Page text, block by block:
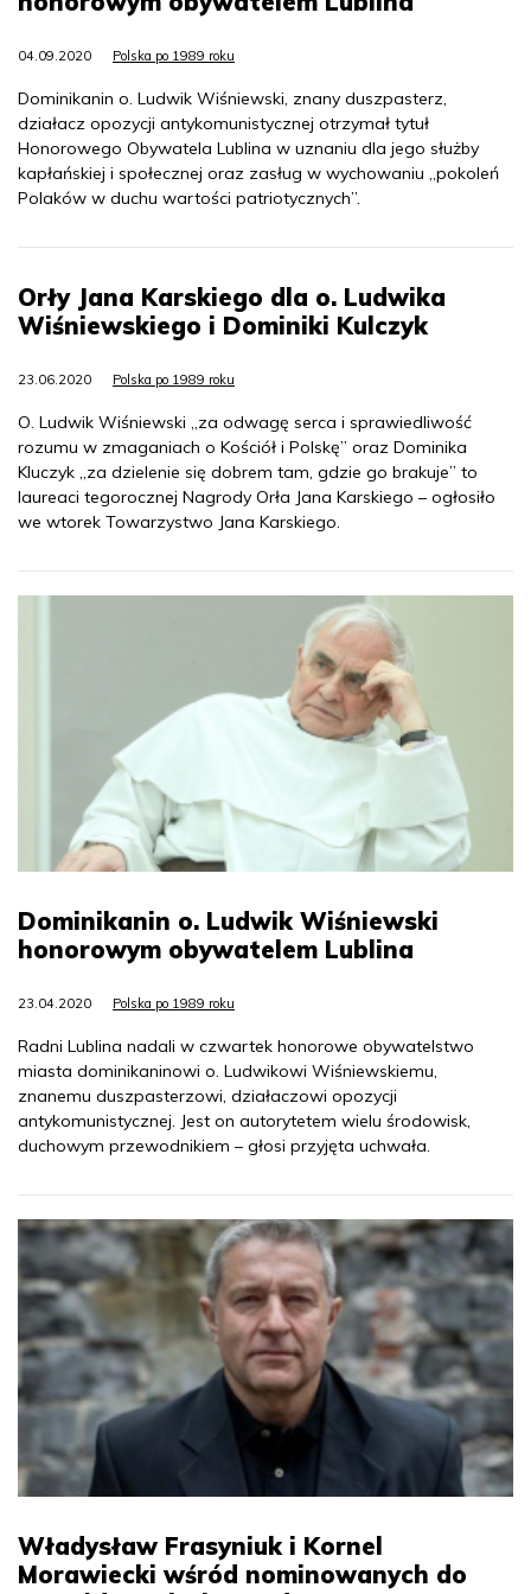
04.09.2020 Polska po 1989 roku
Dominikanin o. Ludwik Wiśniewski, znany duszpasterz,
działacz opozycji antykomunistycznej otrzymał tytuł
Honorowego Obywatela Lublina w uznaniu dla jego służby
kapłańskiej i społecznej oraz zasług w wychowaniu „pokoleń
Polaków w duchu wartości patriotycznych”.
Orły Jana Karskiego dla o. Ludwika
Wiśniewskiego i Dominiki Kulczyk
23.06.2020 Polska po 1989 roku
O. Ludwik Wiśniewski „za odwagę serca i sprawiedliwość
rozumu w zmaganiach o Kościół i Polskę” oraz Dominika
Kluczyk „za dzielenie się dobrem tam, gdzie go brakuje” to
laureaci tegorocznej Nagrody Orła Jana Karskiego – ogłosiło
we wtorek Towarzystwo Jana Karskiego.
Dominikanin o. Ludwik Wiśniewski
honorowym obywatelem Lublina
23.04.2020 Polska po 1989 roku
Radni Lublina nadali w czwartek honorowe obywatelstwo
miasta dominikaninowi o. Ludwikowi Wiśniewskiemu,
znanemu duszpasterzowi, działaczowi opozycji
antykomunistycznej. Jest on autorytetem wielu środowisk,
duchowym przewodnikiem – głosi przyjęta uchwała.
Władysław Frasyniuk i Kornel
Morawiecki wśród nominowanych do